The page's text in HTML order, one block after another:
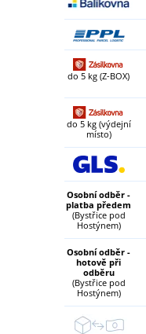
do 5 kg (Z-BOX)
do 5 kg (výdejní
místo)
Osobní odběr -
platba předem
(Bystřice pod
Hostýnem)
Osobní odběr -
hotově při
odběru
(Bystřice pod
Hostýnem)